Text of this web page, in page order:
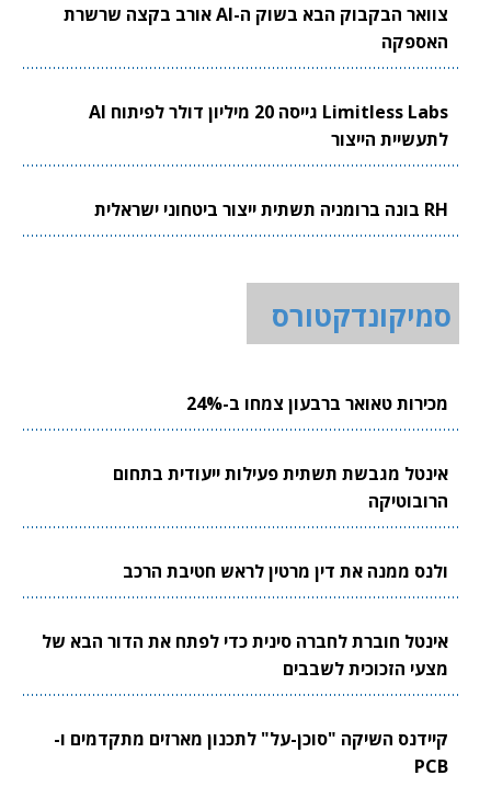
צוואר הבקבוק הבא בשוק ה-AI אורב בקצה שרשרת
האספקה
Limitless Labs גייסה 20 מיליון דולר לפיתוח AI
לתעשיית הייצור
RH בונה ברומניה תשתית ייצור ביטחוני ישראלית
סמיקונדקטורס
מכירות טאואר ברבעון צמחו ב-24%
אינטל מגבשת תשתית פעילות ייעודית בתחום
הרובוטיקה
ולנס ממנה את דין מרטין לראש חטיבת הרכב
אינטל חוברת לחברה סינית כדי לפתח את הדור הבא של
מצעי הזכוכית לשבבים
קיידנס השיקה "סוכן-על" לתכנון מארזים מתקדמים ו-
PCB